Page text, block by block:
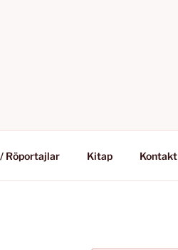
Röportajlar Kitap Kontakt